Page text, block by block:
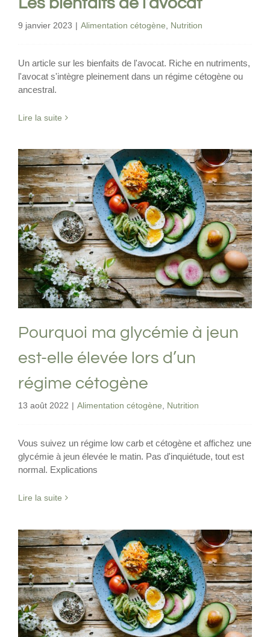
9 janvier 2023 | Alimentation cétogène Nutrition
Un article sur les bienfaits de l'avocat. Riche en nutriments,
l'avocat s'intègre pleinement dans un régime cétogène ou
ancestral.
Lire la suite
Pourquoi ma glycémie à jeun est-elle
élevée lors d’un régime cétogène
Alimentation cétogène Nutrition
Pourquoi ma glycémie à jeun
est-elle élevée lors d’un
régime cétogène
13 août 2022 | Alimentation cétogène Nutrition
Vous suivez un régime low carb et cétogène et affichez une
glycémie à jeun élevée le matin. Pas d'inquiétude, tout est
normal. Explications
Lire la suite
Le régime cétogène, qu’est-ce que c’est
?